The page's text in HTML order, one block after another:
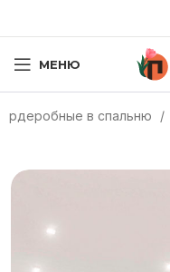
МЕНЮ
в спальню